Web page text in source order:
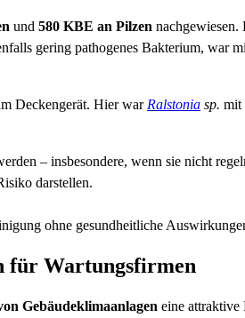
und 580 KBE an Pilzen nachgewiesen.
gering pathogenes Bakterium, war
Deckengerät. Hier war Ralstonia sp. mit
– insbesondere, wenn sie nicht
darstellen.
ohne gesundheitliche
für Wartungsfirmen
Gebäudeklimaanlagen eine